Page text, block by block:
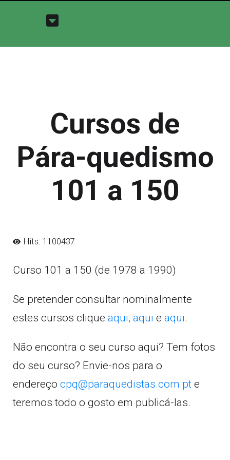
Cursos de
Pára-quedismo
101 a 150
Hits: 1100437
Curso 101 a 150 (de 1978 a 1990)
Se pretender consultar nominalmente
estes cursos clique aqui, aqui e aqui.
Não encontra o seu curso aqui? Tem fotos
do seu curso? Envie-nos para o
endereço cpq@paraquedistas.com.pt e
teremos todo o gosto em publicá-las.